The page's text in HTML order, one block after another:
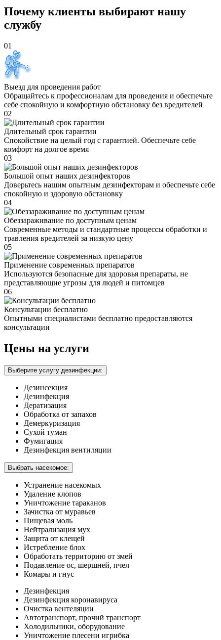
Почему клиенты выбирают нашу
службу
01
Выезд для проведения работ
Обращайтесь к профессионалам для проведения и обеспечьте
себе спокойную и комфортную обстановку без вредителей
02
Длительный срок гарантии
Спокойствие на целый год с гарантией. Обеспечьте себе
комфорт на долгое время
03
Большой опыт наших дезинфекторов
Доверьтесь нашим опытным дезинфекторам и обеспечьте себе
спокойную и здоровую обстановку
04
Обеззараживание по доступным ценам
Современные методы и стандартные процессы обработки и
травления вредителей за низкую цену
05
Применение современных препаратов
Используются безопасные для здоровья препараты, не
представляющие угрозы для людей и питомцев
06
Консультации бесплатно
Опытными специалистами бесплатно предоставляются
консультации
Цены на услуги
Выберите услугу дезинфекции:
Дезинсекция
Дезинфекция
Дератизация
Обработка от запахов
Демеркуризация
Сухой туман
Фумигация
Дезинфекция вентиляции
Выбрать насекомое:
Устранение насекомых
Удаление клопов
Уничтожение тараканов
Зачистка от муравьев
Пищевая моль
Нейтрализация мух
Защита от клещей
Истребление блох
Обработать территорию от змей
Подавление ос, шершней, пчел
Комары и гнус
Дезинфекция
Дезинфекция коронавируса
Очистка вентеляции
Автотранспорт, прочий транспорт
Холодильники, оборудование
Уничтожение плесени игрибка